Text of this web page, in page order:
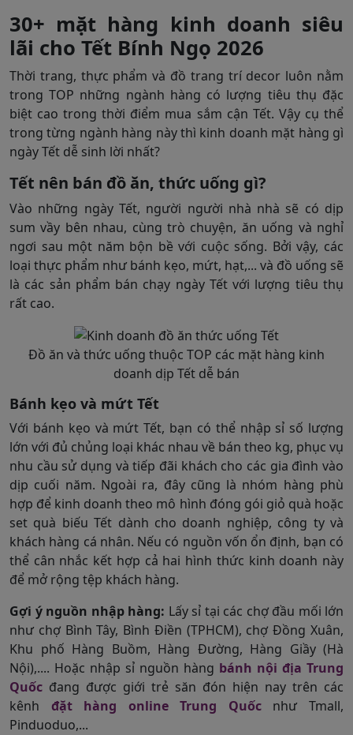
30+ mặt hàng kinh doanh siêu
lãi cho Tết Bính Ngọ 2026
Thời trang, thực phẩm và đồ trang trí decor luôn nằm
trong TOP những ngành hàng có lượng tiêu thụ đặc
biệt cao trong thời điểm mua sắm cận Tết. Vậy cụ thể
trong từng ngành hàng này thì kinh doanh mặt hàng gì
ngày Tết dễ sinh lời nhất?
Tết nên bán đồ ăn, thức uống gì?
Vào những ngày Tết, người người nhà nhà sẽ có dịp
sum vầy bên nhau, cùng trò chuyện, ăn uống và nghỉ
ngơi sau một năm bộn bề với cuộc sống. Bởi vậy, các
loại thực phẩm như bánh kẹo, mứt, hạt,... và đồ uống sẽ
là các sản phẩm bán chạy ngày Tết với lượng tiêu thụ
rất cao.
Đồ ăn và thức uống thuộc TOP các mặt hàng kinh
doanh dịp Tết dễ bán
Bánh kẹo và mứt Tết
Với bánh kẹo và mứt Tết, bạn có thể nhập sỉ số lượng
lớn với đủ chủng loại khác nhau về bán theo kg, phục vụ
nhu cầu sử dụng và tiếp đãi khách cho các gia đình vào
dịp cuối năm. Ngoài ra, đây cũng là nhóm hàng phù
hợp để kinh doanh theo mô hình đóng gói giỏ quà hoặc
set quà biếu Tết dành cho doanh nghiệp, công ty và
khách hàng cá nhân. Nếu có nguồn vốn ổn định, bạn có
thể cân nhắc kết hợp cả hai hình thức kinh doanh này
để mở rộng tệp khách hàng.
Gợi ý nguồn nhập hàng: Lấy sỉ tại các chợ đầu mối lớn
như chợ Bình Tây, Bình Điền (TPHCM), chợ Đồng Xuân,
Khu phố Hàng Buồm, Hàng Đường, Hàng Giầy (Hà
Nội),.... Hoặc nhập sỉ nguồn hàng bánh nội địa Trung
Quốc đang được giới trẻ săn đón hiện nay trên các
kênh đặt hàng online Trung Quốcnhư Tmall,
Pinduoduo,...